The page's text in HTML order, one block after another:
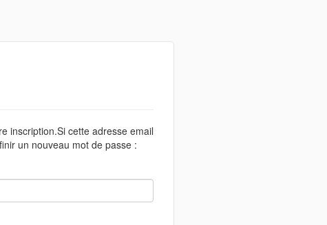
inscription.Si cette adresse email
un nouveau mot de passe :